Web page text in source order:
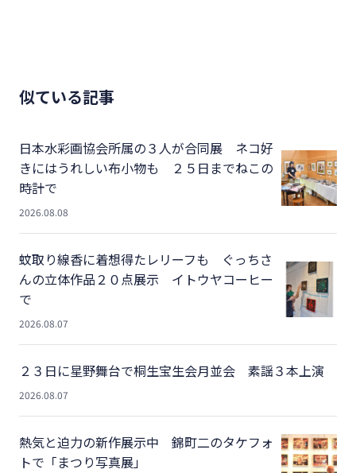
似ている記事
日本水彩画協会所属の３人が合同展 ネコ好
きにはうれしい布小物も ２５日までねこの
時計で
2026.08.08
蚊取り線香に着想得たレリーフも ぐっちさ
んの立体作品２０点展示 イトウヤコーヒー
で
2026.08.07
２３日に星野舞台で桐生宝生会月並会 素謡３本上演
2026.08.07
熱気と迫力の新作展示中 錦町二のタケフォ
トで「まつり写真展」